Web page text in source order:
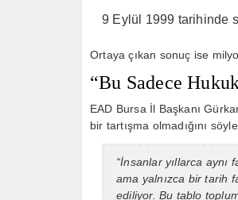
9 Eylül 1999 tarihinde
Ortaya çıkan sonuç ise
“Bu Sadece
EAD Bursa İl Başkanı
bir tartışma olmadığını
“İnsanlar yıllarca aynı
ama yalnızca bir tarih
ediliyor. Bu tablo